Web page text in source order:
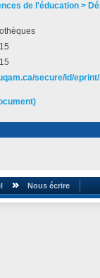
de l'éducation >
secure/id/
Nous écrire